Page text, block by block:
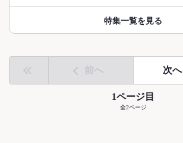
特集一覧を見る
前へ 次へ
1ページ目
全2ページ